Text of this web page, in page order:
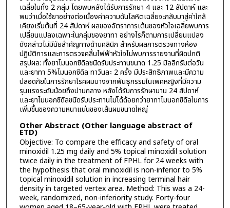
เฉลี่ยในทั้ง 2 กลุ่ม โดยพบหลังได้รับการรักษา 4 และ 12 สัปดาห์ และ
พบว่าเมื่อใช้ยาอย่างต่อเนื่องค่าความดันโลหิตเฉลี่ยจะกลับมาสู่ค่าใกล้
เคียงเริ่มต้นที่ 24 สัปดาห์ ผลของอัตราการเต้นของหัวใจเฉลี่ยพบการ
เปลี่ยนแปลงเฉพาะในกลุ่มของยาทา อย่างไรก็ตามการเปลี่ยนแปลง
ดังกล่าวไม่มีนัยสำคัญทางด้านคลินิก สำหรับผลการตรวจทางห้อง
ปฏิบัติการและการตรวจคลื่นไฟฟ้าหัวใจไม่พบการรายงานที่ผิดปกติ
สรุปผล: ทั้งยาไมนอกซิดิลชนิดรับประทานขนาด 1.25 มิลลิกรัมต่อวัน
และยาทา 5%ไมนอกซิดิล ทาวันละ 2 ครั้ง มีประสิทธิภาพและมีความ
ปลอดภัยในการรักษาโรคผมบางจากพันธุกรรมในเพศหญิงที่มีความ
รุนแรงระดับน้อยถึงปานกลาง หลังได้รับการรักษานาน 24 สัปดาห์
และยาไมนอกซิดิลชนิดรับประทานไม่ได้ด้อยกว่ายาทาไมนอกซิดิลในการ
เพิ่มขึ้นของความหนาแน่นของเส้นผมขนาดใหญ่
Other Abstract (Other language abstract of
ETD)
Objective: To compare the efficacy and safety of oral
minoxidil 1.25 mg daily and 5% topical minoxidil solution
twice daily in the treatment of FPHL for 24 weeks with
the hypothesis that oral minoxidil is non-inferior to 5%
topical minoxidil solution in increasing terminal hair
density in targeted vertex area. Method: This was a 24-
week, randomized, non-inferiority study. Forty-four